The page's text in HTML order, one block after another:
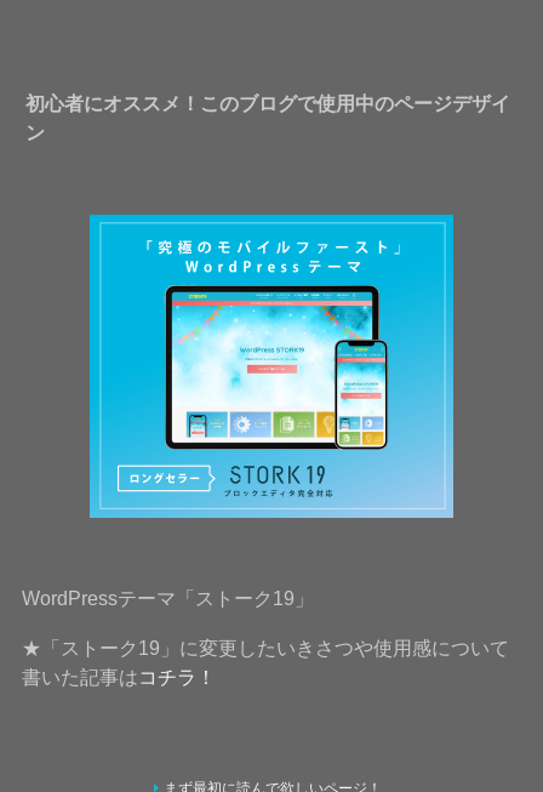
初心者にオススメ！このブログで使用中のページデザイ
ン
WordPressテーマ「ストーク19」
★「ストーク19」に変更したいきさつや使用感について
書いた記事はコチラ！
まず最初に読んで欲しいページ！